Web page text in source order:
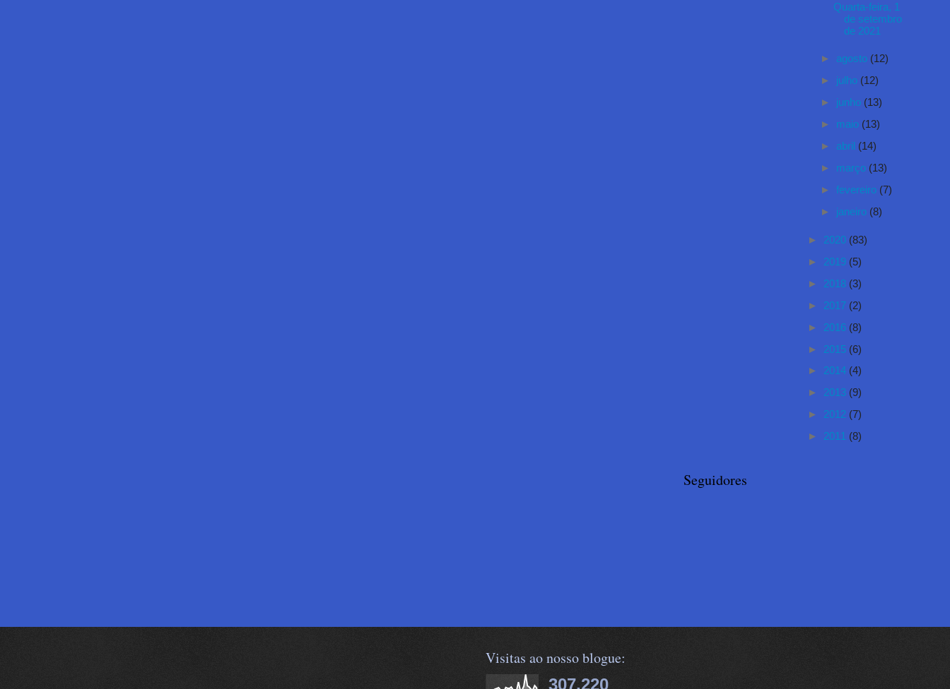
Quarta-feira, 1
de setembro
de 2021
► agosto (12)
► julho (12)
► junho (13)
► maio (13)
► abril (14)
► março (13)
► fevereiro (7)
► janeiro (8)
► 2020 (83)
► 2019 (5)
► 2018 (3)
► 2017 (2)
► 2016 (8)
► 2015 (6)
► 2014 (4)
► 2013 (9)
► 2012 (7)
► 2011 (8)
Seguidores
Visitas ao nosso blogue:
307,220